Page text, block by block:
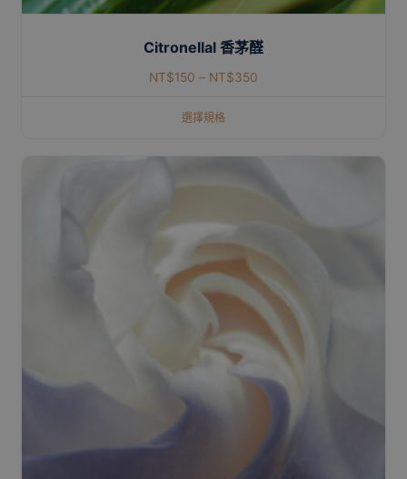
Citronellal 香茅醛
NT$150 – NT$350
選擇規格